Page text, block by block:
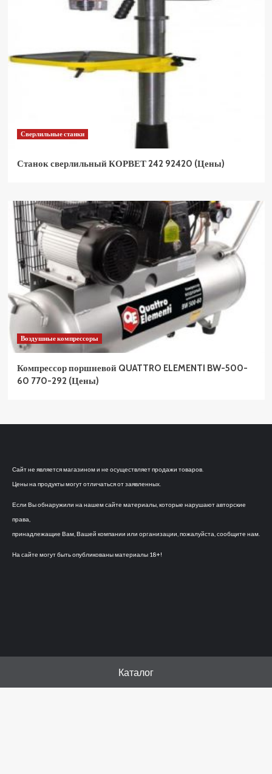
Сверлильные станки
Станок сверлильный КОРВЕТ 242 92420 (Цены)
Воздушные компрессоры
Компрессор поршневой QUATTRO ELEMENTI BW-500-
60 770-292 (Цены)
Сайт не является магазином и не осуществляет продажи товаров.
Цены на продукты могут отличаться от заявленных.
Если Вы обнаружили на нашем сайте материалы, которые нарушают авторские
права,
принадлежащие Вам, Вашей компании или организации, пожалуйста, сообщите нам.
На сайте могут быть опубликованы материалы 18+!
Каталог